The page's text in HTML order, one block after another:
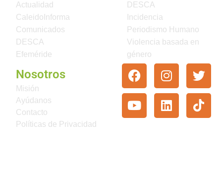
Actualidad
CaleidoInforma
Comunicados
DESCA
Efeméride
DESCA
Incidencia
Periodismo Humano
Violencia basada en
género
Nosotros
Misión
Ayúdanos
Contacto
Políticas de Privacidad